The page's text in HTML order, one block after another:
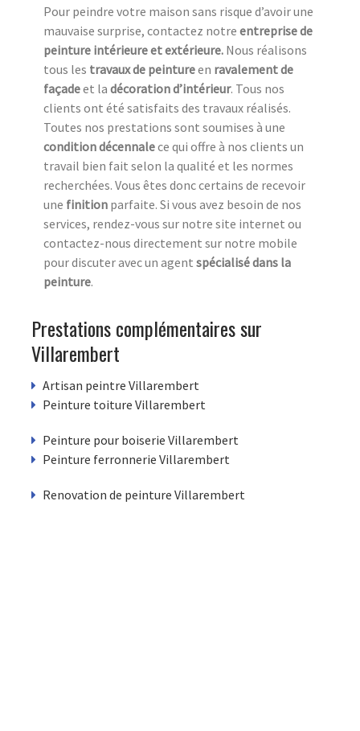
Pour peindre votre maison sans risque d’avoir une
mauvaise surprise, contactez notre entreprise de
peinture intérieure et extérieure. Nous réalisons
tous les travaux de peintureen ravalement de
façadeet la décoration d’intérieur. Tous nos
clients ont été satisfaits des travaux réalisés.
Toutes nos prestations sont soumises à une
condition décennalece qui offre à nos clients un
travail bien fait selon la qualité et les normes
recherchées. Vous êtes donc certains de recevoir
une finition parfaite. Si vous avez besoin de nos
services, rendez-vous sur notre site internet ou
contactez-nous directement sur notre mobile
pour discuter avec un agent spécialisé dans la
peinture.
Prestations complémentaires sur
Villarembert
Artisan peintre Villarembert
Peinture toiture Villarembert
Peinture pour boiserie Villarembert
Peinture ferronnerie Villarembert
Renovation de peinture Villarembert